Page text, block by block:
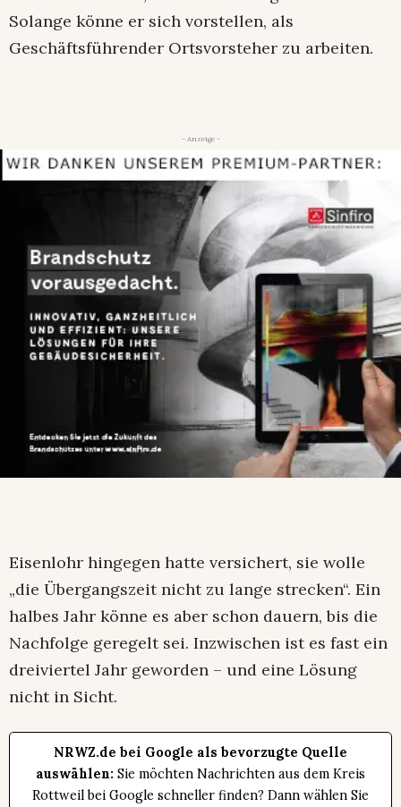
Solange könne er sich vorstellen, als
Geschäftsführender Ortsvorsteher zu arbeiten.
- Anzeige -
Eisenlohr hingegen hatte versichert, sie wolle
„die Übergangszeit nicht zu lange strecken“. Ein
halbes Jahr könne es aber schon dauern, bis die
Nachfolge geregelt sei. Inzwischen ist es fast ein
dreiviertel Jahr geworden – und eine Lösung
nicht in Sicht.
NRWZ.de bei Google als bevorzugte Quelle
auswählen: Sie möchten Nachrichten aus dem Kreis
Rottweil bei Google schneller finden? Dann wählen Sie